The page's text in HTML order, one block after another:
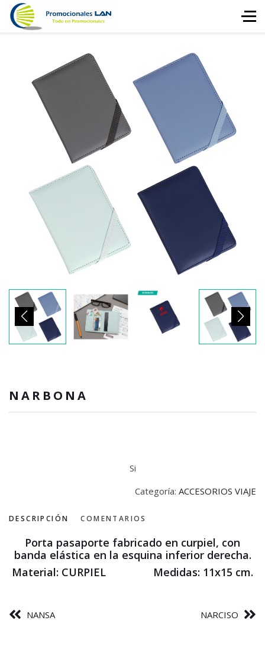
NARBONA
Si
Categoría: ACCESORIOS VIAJE
DESCRIPCIÓN COMENTARIOS
Porta pasaporte fabricado en curpiel, con
banda elástica en la esquina inferior derecha.
Material: CURPIEL Medidas: 11x15 cm.
NANSA NARCISO